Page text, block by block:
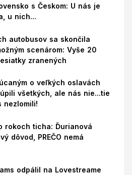
s Českom: U nás je
u nich...
autobusov sa skončila
scenárom: Vyše 20
zranených
o veľkých oslavách
všetkých, ale nás nie...tie
nezlomili!
rokoch ticha: Ďurianová
dôvod, PREČO nemá
odpálil na Lovestreame